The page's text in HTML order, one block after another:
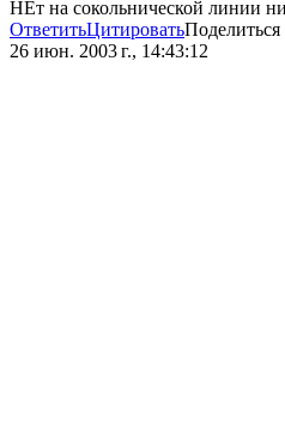
НЕт на сокольнической линии
ОтветитьЦитироватьПоделиться
26 июн. 2003 г., 14:43:12